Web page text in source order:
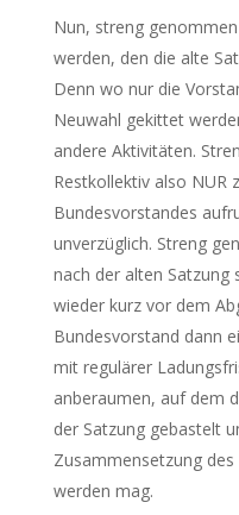
Nun, streng
werden, den die alte
Denn wo nur die
Neuwahl gekittet
andere Aktivitäten.
Restkollektiv also NUR
Bundesvorstandes
unverzüglich. Streng
nach der alten Satzung
wieder kurz vor dem
Bundesvorstand dann
mit regulärer
anberaumen, auf dem
der Satzung gebastelt
Zusammensetzung
werden mag.